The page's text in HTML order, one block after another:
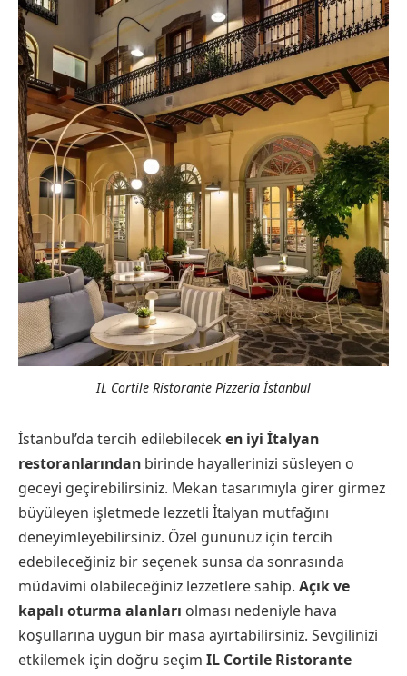
IL Cortile Ristorante Pizzeria İstanbul
İstanbul’da tercih edilebilecek en iyi İtalyan
restoranlarından birinde hayallerinizi süsleyen o
geceyi geçirebilirsiniz. Mekan tasarımıyla girer girmez
büyüleyen işletmede lezzetli İtalyan mutfağını
deneyimleyebilirsiniz. Özel gününüz için tercih
edebileceğiniz bir seçenek sunsa da sonrasında
müdavimi olabileceğiniz lezzetlere sahip. Açık ve
kapalı oturma alanları olması nedeniyle hava
koşullarına uygun bir masa ayırtabilirsiniz. Sevgilinizi
etkilemek için doğru seçim IL Cortile Ristorante